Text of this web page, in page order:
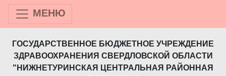
МЕНЮ
ГОСУДАРСТВЕННОЕ БЮДЖЕТНОЕ УЧРЕЖДЕНИЕ
ЗДРАВООХРАНЕНИЯ СВЕРДЛОВСКОЙ ОБЛАСТИ
"НИЖНЕТУРИНСКАЯ ЦЕНТРАЛЬНАЯ РАЙОННАЯ